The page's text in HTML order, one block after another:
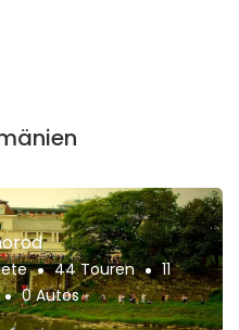
44 Touren
11
0 Autos